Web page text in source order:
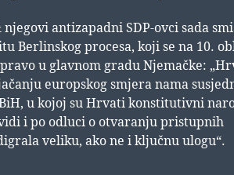
antizapadni SDP-ovci sada
Berlinskog procesa, koji se na 10.
u glavnom gradu Njemačke:
europskog smjera nama
u kojoj su Hrvati konstitutivni
i po odluci o otvaranju pristupnih
veliku, ako ne i ključnu ulogu“.